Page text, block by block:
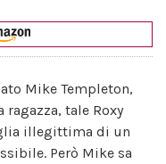
Mike Templeton,
tale Roxy
illegittima di un
Però Mike sa